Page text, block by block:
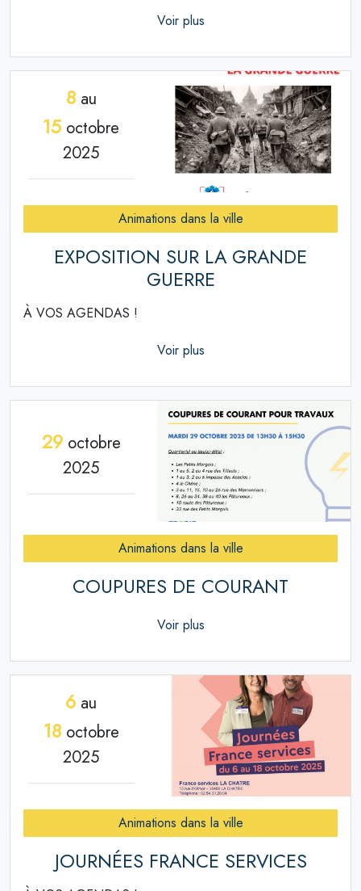
Voir plus
8au
15 octobre
2025
Animations dans la ville
EXPOSITION SUR LA GRANDE
GUERRE
À VOS AGENDAS !
Voir plus
29octobre
2025
Animations dans la ville
COUPURES DE COURANT
Voir plus
6 au
18octobre
2025
Animations dans la ville
JOURNÉES FRANCE SERVICES